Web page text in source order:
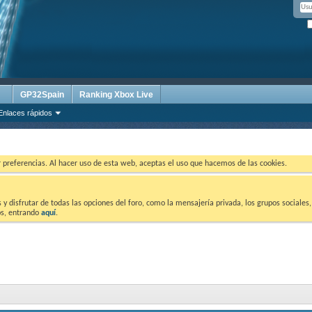
rápidos
GP32Spain Ranking Xbox Live
Al hacer uso de esta web, aceptas el uso que hacemos de las cookies.
disfrutar de todas las opciones del foro, como la mensajería privada, los grupos
entrando aquí.